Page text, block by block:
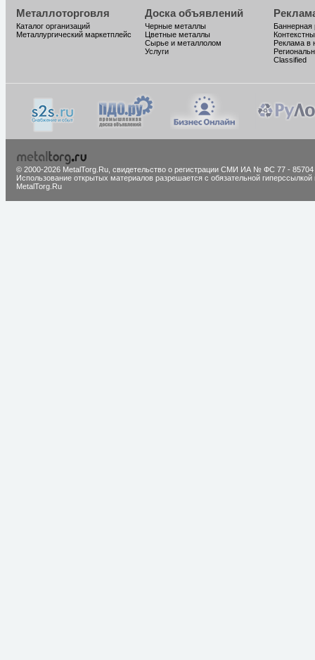
Металлоторговля
Каталог организаций
Металлургический маркетплейс
Доска объявлений
Черные металлы
Цветные металлы
Сырье и металлолом
Услуги
Баннерная
Реклама в
Classified
© 2000-2026 MetalTorg.Ru, cвидетельство о регистрации СМИ ИА № ФС 77 - 85704
Использование открытых материалов разрешается с обязательной гиперссылкой
MetalTorg.Ru